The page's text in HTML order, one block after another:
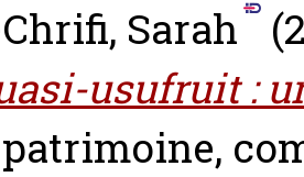
Sarah
usufruit :